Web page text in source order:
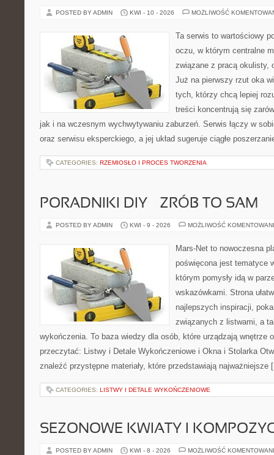
POSTED BY ADMIN KWI - 10 - 2026 MOŻLIWOŚĆ
Ta serwis to wartościowy
oczu, w którym centralne
związane z pracą okulisty,
Już na pierwszy rzut oka
tych, którzy chcą lepiej
treści koncentrują się
jak i na wczesnym wychwytywaniu zaburzeń. Serwis łączy w
oraz serwisu eksperckiego, a jej układ sugeruje ciągłe
CATEGORIES: RZEMIOSŁO I PROCES TWORZENIA
PORADNIKI DIY – ZRÓB TO SAM
POSTED BY ADMIN KWI - 9 - 2026 MOŻLIWOŚĆ
Mars-Net to nowoczesna
poświęcona jest tematyce
którym pomysły idą w
wskazówkami. Strona
najlepszych inspiracji,
związanych z listwami, a
wykończenia. To baza wiedzy dla osób, które urządzają wnętrze
przeczytać: Listwy i Detale Wykończeniowe i Okna i Stolarka
znaleźć przystępne materiały, które przedstawiają
CATEGORIES: LISTWY I DETALE WYKOŃCZENIOWE
SEZONOWE KWIATY I
POSTED BY ADMIN KWI - 8 - 2026 MOŻLIWOŚĆ